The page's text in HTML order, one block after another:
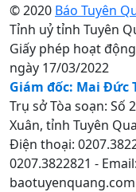
© 2020 Báo Tuyên
Tỉnh uỷ tỉnh Tuyên
Giấy phép hoạt
ngày 17/03/2022
Giám đốc: Mai Đức
Trụ sở Tòa soạn: Số
Xuân, tỉnh Tuyên
Điện thoại:
0207.3822821 - Email: